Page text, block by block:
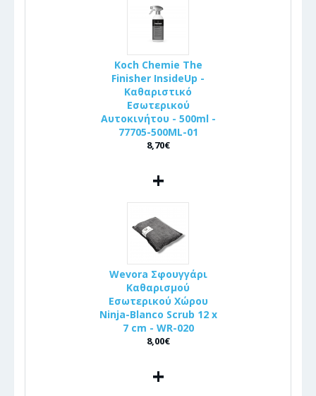
Koch Chemie The
Finisher InsideUp -
Καθαριστικό
Εσωτερικού
Αυτοκινήτου - 500ml -
77705-500ML-01
8,70€
+
Wevora Σφουγγάρι
Καθαρισμού
Εσωτερικού Χώρου
Ninja-Blanco Scrub 12 x
7 cm - WR-020
8,00€
+